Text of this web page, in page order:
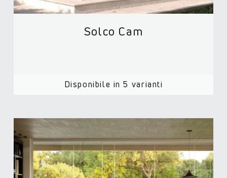
Solco Cam
Disponibile in 5 varianti